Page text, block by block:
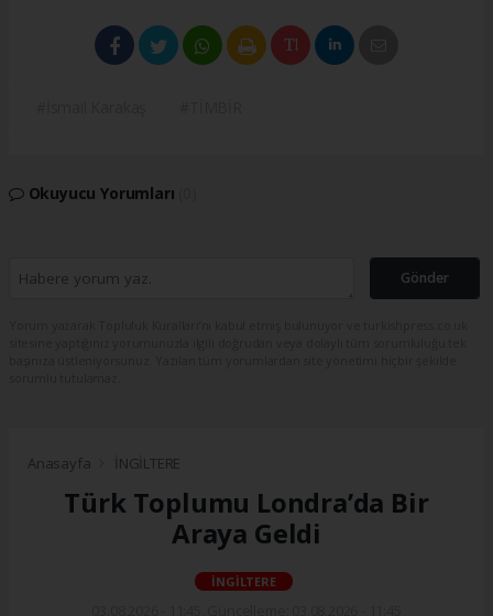
Okuyucu Yorumları
Gönder
Anasayfa İNGİLTERE
Türk Toplumu Londra’da Bir
Araya Geldi
İNGİLTERE